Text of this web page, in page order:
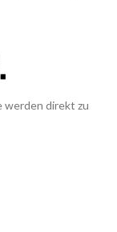
reproduziert seine
Etikett bourgeoiser
Hervorragend!
54 Vol.-%
werden direkt zu